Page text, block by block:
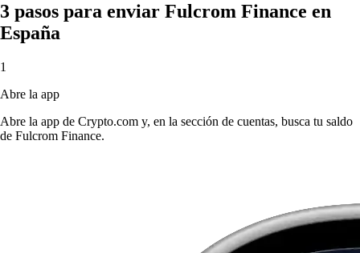
3 pasos para enviar Fulcrom Finance en
España
1
Abre la app
Abre la app de Crypto.com y, en la sección de cuentas, busca tu saldo
de Fulcrom Finance.